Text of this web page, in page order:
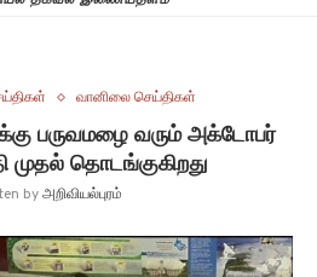
வானிலை செய்திகள்
பருவமழை வரும் அக்டோபர்
முதல் தொடங்குகிறது
byஅறிவியல்புரம்